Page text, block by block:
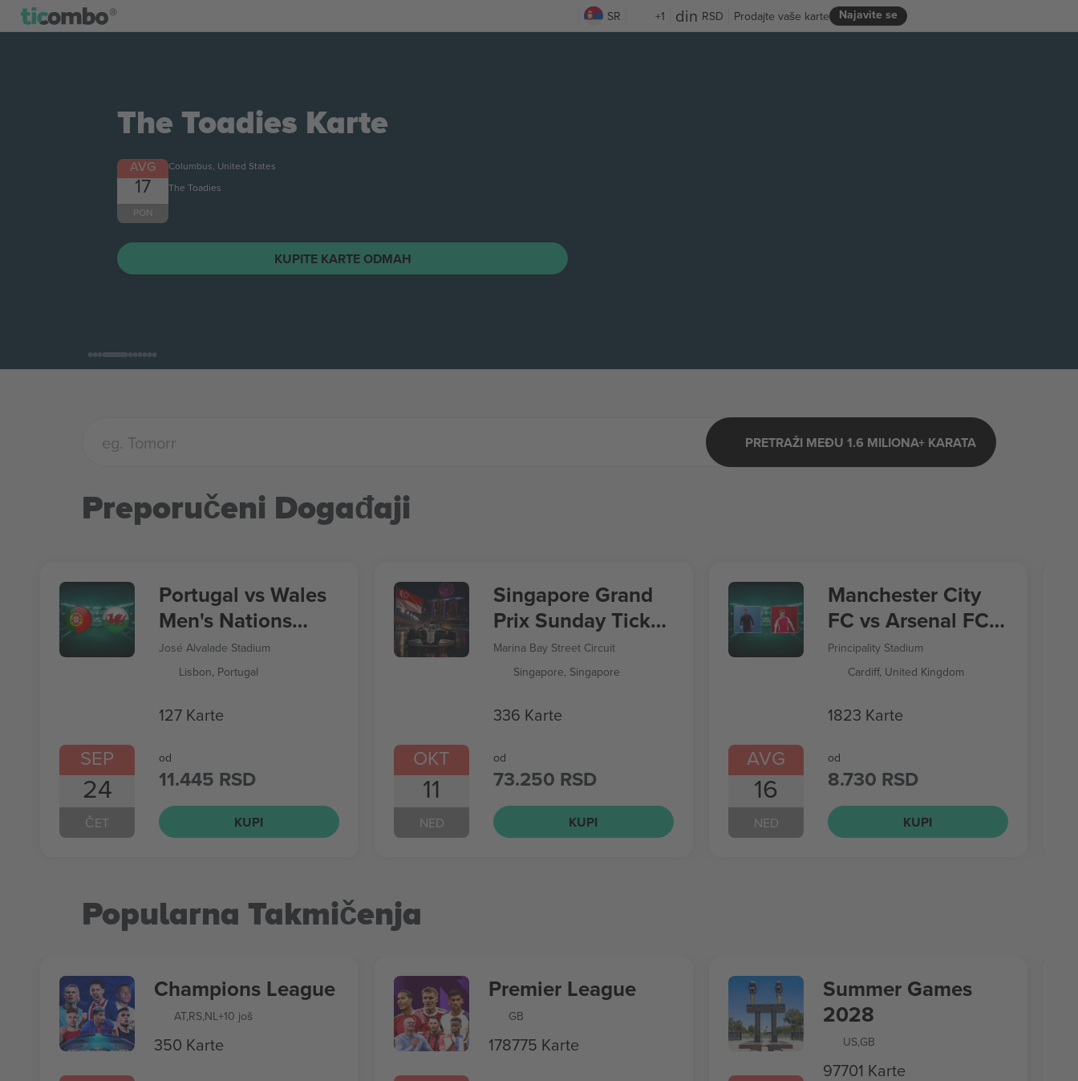
SR +1 RSD Najavite se
Prodajte vaše karte
The Toadies Karte
AVG
17
PON
Columbus, United States
The Toadies
KUPITE KARTE ODMAH
PRETRAŽI MEĐU 1.6 MILIONA+ KARATA
Preporučeni Događaji
SEP
24
ČET
Portugal vs Wales
Men's Nations
League
José Alvalade Stadium
Lisbon, Portugal
127 Karte
od
11.445 RSD
KUPI
OKT
11
NED
Singapore Grand
Prix Sunday Ticket
Formula 1
Marina Bay Street Circuit
Singapore, Singapore
336 Karte
od
73.250 RSD
KUPI
AVG
16
NED
Manchester City
FC vs Arsenal FC
FA Community
Shield 2026
Principality Stadium
Cardiff, United Kingdom
1823 Karte
od
8.730 RSD
KUPI
Popularna Takmičenja
Champions League
AT,RS,NL+10 još
350 Karte
Premier League
GB
178775 Karte
Summer Games
2028
US,GB
97701 Karte